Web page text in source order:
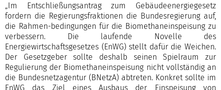
„Im Entschließungsantrag zum Gebäudeenergiegesetz
fordern die Regierungsfraktionen die Bundesregierung auf,
die Rahmen-bedingungen für die Biomethaneinspeisung zu
verbessern. Die laufende Novelle des
Energiewirtschaftsgesetzes (EnWG) stellt dafür die Weichen.
Der Gesetzgeber sollte deshalb seinen Spielraum zur
Regulierung der Biomethaneinspeisung nicht vollständig an
die Bundesnetzagentur (BNetzA) abtreten. Konkret sollte im
EnWG das Ziel eines Ausbaus der Einspeisung von